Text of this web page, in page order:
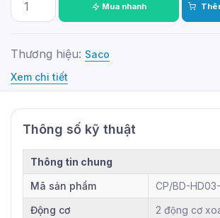
Mua nhanh
Thương hiệu: Saco
Xem chi tiết
Thông số kỹ thuật
Thông tin chung
Mã sản phẩm
CP/BD-
Động cơ
2 động cơ